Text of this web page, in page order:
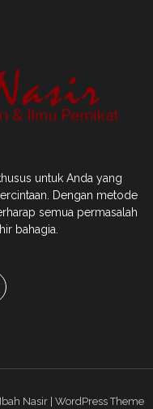
untuk Anda yang
Dengan metode
semua permasalah
bahagia.
Nasir | WordPress Theme